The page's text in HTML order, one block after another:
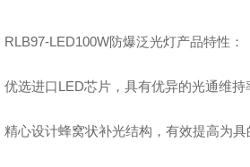
RLB97-LED100W防爆泛光灯产品特性：
优选进口LED芯片，具有优异的光通维
精心设计蜂窝状补光结构，有效提高为具